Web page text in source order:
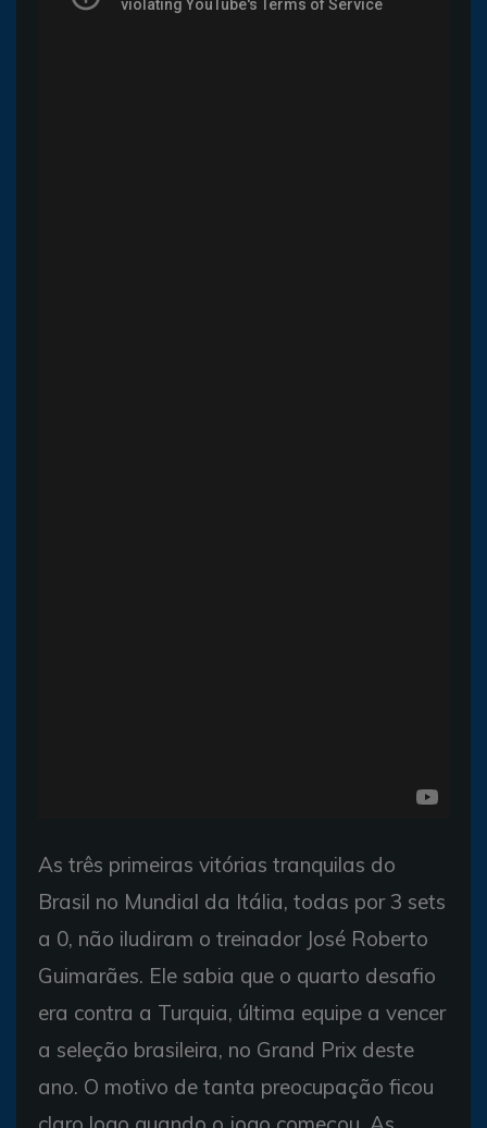
As três primeiras vitórias tranquilas do
Brasil no Mundial da Itália, todas por 3 sets
a 0, não iludiram o treinador José Roberto
Guimarães. Ele sabia que o quarto desafio
era contra a Turquia, última equipe a vencer
a seleção brasileira, no Grand Prix deste
ano. O motivo de tanta preocupação ficou